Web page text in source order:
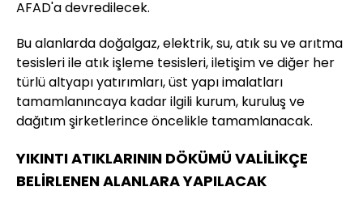
AFAD'a devredilecek.
Bu alanlarda doğalgaz, elektrik, su, atık su ve arıtma
tesisleri ile atık işleme tesisleri, iletişim ve diğer her
türlü altyapı yatırımları, üst yapı imalatları
tamamlanıncaya kadar ilgili kurum, kuruluş ve
dağıtım şirketlerince öncelikle tamamlanacak.
YIKINTI ATIKLARININ DÖKÜMÜ VALİLİKÇE
BELİRLENEN ALANLARA YAPILACAK